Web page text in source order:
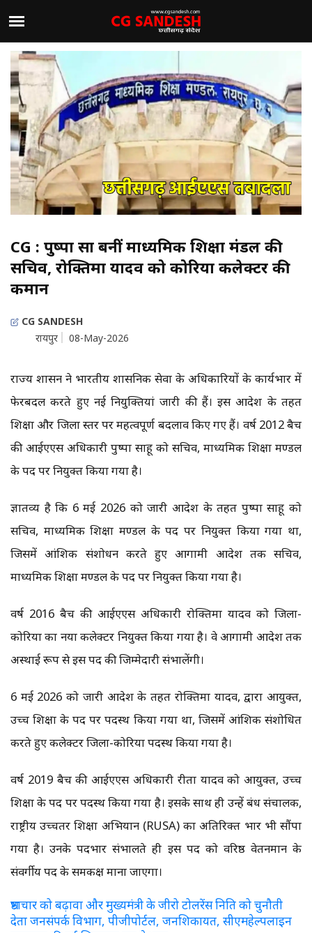
CG : पुष्पा साहू बनीं माध्यमिक शिक्षा मंडल की
सचिव, रोक्तिमा यादव को कोरिया कलेक्टर की
कमान
CG SANDESH
रायपुर
08-May-2026
राज्य शासन ने भारतीय प्रशासनिक सेवा के अधिकारियों के कार्यभार में
फेरबदल करते हुए नई नियुक्तियां जारी की हैं। इस आदेश के तहत
शिक्षा और जिला स्तर पर महत्वपूर्ण बदलाव किए गए हैं। वर्ष 2012 बैच
की आईएएस अधिकारी पुष्पा साहू को सचिव, माध्यमिक शिक्षा मण्डल
के पद पर नियुक्त किया गया है।
ज्ञातव्य है कि 6 मई 2026 को जारी आदेश के तहत पुष्पा साहू को
सचिव, माध्यमिक शिक्षा मण्डल के पद पर नियुक्त किया गया था,
जिसमें आंशिक संशोधन करते हुए आगामी आदेश तक सचिव,
माध्यमिक शिक्षा मण्डल के पद पर नियुक्त किया गया है।
वर्ष 2016 बैच की आईएएस अधिकारी रोक्तिमा यादव को जिला-
कोरिया का नया कलेक्टर नियुक्त किया गया है। वे आगामी आदेश तक
अस्थाई रूप से इस पद की जिम्मेदारी संभालेंगी।
6 मई 2026 को जारी आदेश के तहत रोक्तिमा यादव, द्वारा आयुक्त,
उच्च शिक्षा के पद पर पदस्थ किया गया था, जिसमें आंशिक संशोधित
करते हुए कलेक्टर जिला-कोरिया पदस्थ किया गया है।
वर्ष 2019 बैच की आईएएस अधिकारी रीता यादव को आयुक्त, उच्च
शिक्षा के पद पर पदस्थ किया गया है। इसके साथ ही उन्हें प्रबंध संचालक,
राष्ट्रीय उच्चतर शिक्षा अभियान (RUSA) का अतिरिक्त प्रभार भी सौंपा
गया है। उनके पदभार संभालते ही इस पद को वरिष्ठ वेतनमान के
संवर्गीय पद के समकक्ष माना जाएगा।
भ्रष्टाचार को बढ़ावा और मुख्यमंत्री के जीरो टोलरेंस निति को चुनौती
देता जनसंपर्क विभाग, पीजीपोर्टल, जनशिकायत, सीएमहेल्पलाइन